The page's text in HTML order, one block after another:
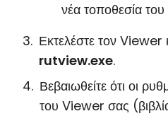
νέα τοποθεσία
Εκτελέστε τον Viewer
rutview.exe.
Βεβαιωθείτε ότι οι
του Viewer σας